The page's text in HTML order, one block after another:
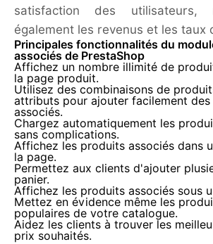
satisfaction des utilisateurs,
également les revenus et les taux
Principales fonctionnalités du
associés de PrestaShop
Affichez un nombre illimité de
la page produit.
Utilisez des combinaisons de
attributs pour ajouter facilement
associés.
Chargez automatiquement les
sans complications.
Affichez les produits associés dans
la page.
Permettez aux clients d'ajouter
panier.
Affichez les produits associés sous
Mettez en évidence même les
populaires de votre catalogue.
Aidez les clients à trouver les
prix souhaités.